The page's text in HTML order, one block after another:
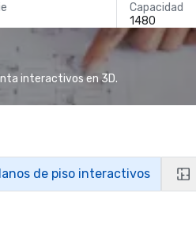
Capacidad
1480
interactivos en 3D.
de piso interactivos